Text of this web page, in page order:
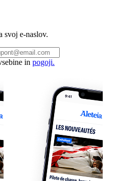
svoj e-naslov.
in pogoji.